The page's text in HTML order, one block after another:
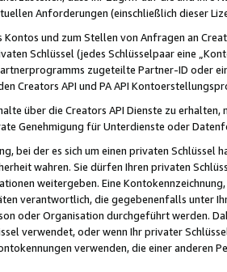
Anforderungen (einschließlich dieser
und zum Stellen von Anfragen an
Schlüssel (jedes Schlüsselpaar eine
zugeteilte Partner-ID oder
Creators API und PA API
über die Creators API Dienste zu
Genehmigung für Unterdienste oder
bei der es sich um einen privaten
wahren. Sie dürfen Ihren privaten
weitergeben. Eine
verantwortlich, die gegebenenfalls unter
oder Organisation durchgeführt werden.
verwendet, oder wenn Ihr privater
verwenden, die einer anderen